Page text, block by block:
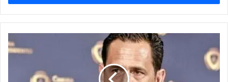
de
email